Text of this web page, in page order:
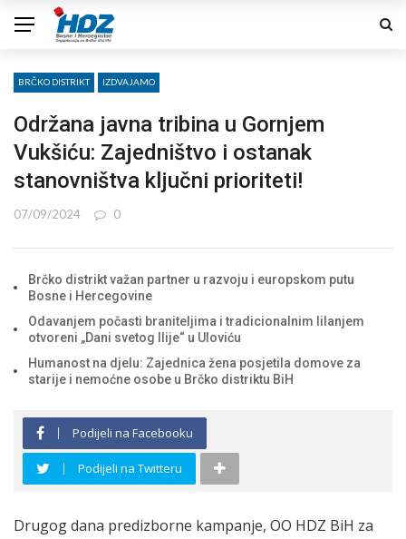
BRČKO DISTRIKT IZDVAJAMO
Održana javna tribina u Gornjem
Vukšiću: Zajedništvo i ostanak
stanovništva ključni prioriteti!
07/09/2024 0
Brčko distrikt važan partner u razvoju i europskom putu
Bosne i Hercegovine
Odavanjem počasti braniteljima i tradicionalnim lilanjem
otvoreni „Dani svetog Ilije“ u Uloviću
Humanost na djelu: Zajednica žena posjetila domove za
starije i nemoćne osobe u Brčko distriktu BiH
Podijeli na Facebooku
Podijeli na Twitteru
Drugog dana predizborne kampanje, OO HDZ BiH za